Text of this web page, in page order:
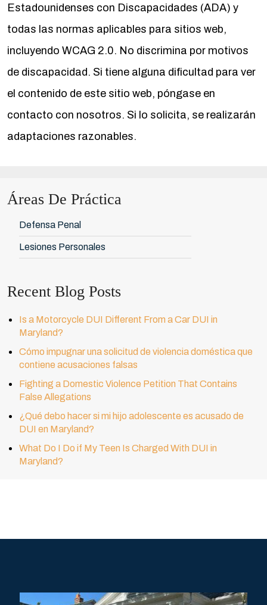
Estadounidenses con Discapacidades (ADA) y
todas las normas aplicables para sitios web,
incluyendo WCAG 2.0. No discrimina por motivos
de discapacidad. Si tiene alguna dificultad para ver
el contenido de este sitio web, póngase en
contacto con nosotros. Si lo solicita, se realizarán
adaptaciones razonables.
Áreas De Práctica
Defensa Penal
Lesiones Personales
Recent Blog Posts
Is a Motorcycle DUI Different From a Car DUI in
Maryland?
Cómo impugnar una solicitud de violencia doméstica que
contiene acusaciones falsas
Fighting a Domestic Violence Petition That Contains
False Allegations
¿Qué debo hacer si mi hijo adolescente es acusado de
DUI en Maryland?
What Do I Do if My Teen Is Charged With DUI in
Maryland?